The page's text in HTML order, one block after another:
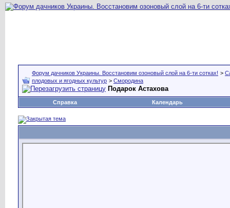
Форум дачников Украины. Восстановим озоновый слой на 6-ти сотках! >
плодовых и ягодных культур > Смородина
Подарок Астахова
Справка Календарь